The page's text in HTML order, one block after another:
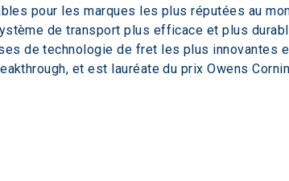
pour les marques les plus réputées au
de transport plus efficace et plus
de technologie de fret les plus innovantes
et est lauréate du prix Owens